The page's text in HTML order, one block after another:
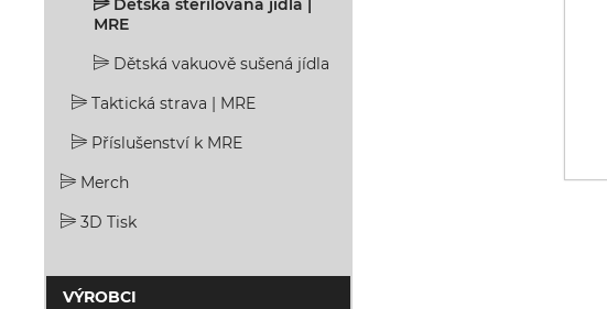
Dětská sterilovaná jídla |
MRE
Dětská vakuově sušená jídla
Taktická strava | MRE
Příslušenství k MRE
Merch
3D Tisk
VÝROBCI